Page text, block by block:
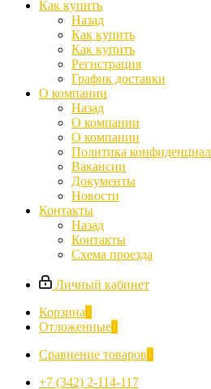
Как купить
Назад
Как купить
Как купить
Регистрация
График доставки
О компании
Назад
О компании
О компании
Политика
Вакансии
Документы
Новости
Контакты
Назад
Контакты
Схема проезда
Личный кабинет
Корзина0
Отложенные0
Сравнение товаров0
+7 (342) 2-114-117